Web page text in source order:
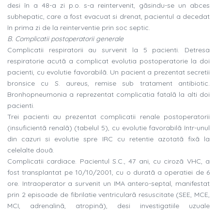
desi în a 48-a zi p.o. s-a reintervenit, gãsindu-se un abces
subhepatic, care a fost evacuat si drenat, pacientul a decedat
în prima zi de la reinterventie prin soc septic.
B. Complicatii postoperatorii generale
Complicatii respiratorii au survenit la 5 pacienti. Detresa
respiratorie acutã a complicat evolutia postoperatorie la doi
pacienti, cu evolutie favorabilã. Un pacient a prezentat secretii
bronsice cu S. aureus, remise sub tratament antibiotic.
Bronhopneumonia a reprezentat complicatia fatalã la alti doi
pacienti.
Trei pacienti au prezentat complicatii renale postoperatorii
(insuficientã renalã) (tabelul 5), cu evolutie favorabilã într-unul
din cazuri si evolutie spre IRC cu retentie azotatã fixã la
celelalte douã.
Complicatii cardiace. Pacientul S.C., 47 ani, cu cirozã VHC, a
fost transplantat pe 10/10/2001, cu o duratã a operatiei de 6
ore. Intraoperator a survenit un IMA antero-septal, manifestat
prin 2 episoade de fibrilatie ventricularã resuscitate (SEE, MCE,
MCI, adrenalinã, atropinã), desi investigatiile uzuale